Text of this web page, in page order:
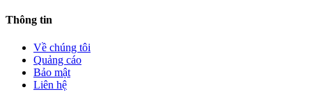
Thông tin
Về chúng tôi
Quảng cáo
Bảo mật
Liên hệ